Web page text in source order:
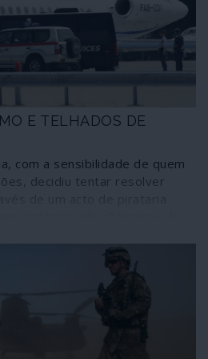
e a entranhada teia de
esquadrões da morte.
E TELHADOS DE
com a sensibilidade de quem
decidiu tentar resolver
um ás de trunfo que vai
de agora, as manobras de
de regime que têm
Para deitar a mão a um fascista
coloridas” às ordens de
de Lukachenko acabou